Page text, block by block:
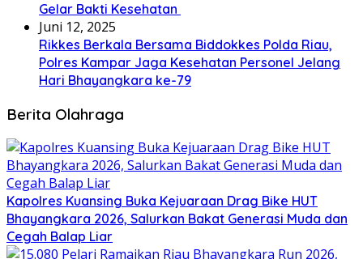
Gelar Bakti Kesehatan
Juni 12, 2025
Rikkes Berkala Bersama Biddokkes Polda Riau,
Polres Kampar Jaga Kesehatan Personel Jelang
Hari Bhayangkara ke-79
Berita Olahraga
Kapolres Kuansing Buka Kejuaraan Drag Bike HUT
Bhayangkara 2026, Salurkan Bakat Generasi Muda dan
Cegah Balap Liar